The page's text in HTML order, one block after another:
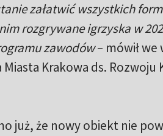
załatwić wszystkich
rozgrywane igrzyska w
zawodów– mówił we
Krakowa ds.
już, że nowy obiekt nie